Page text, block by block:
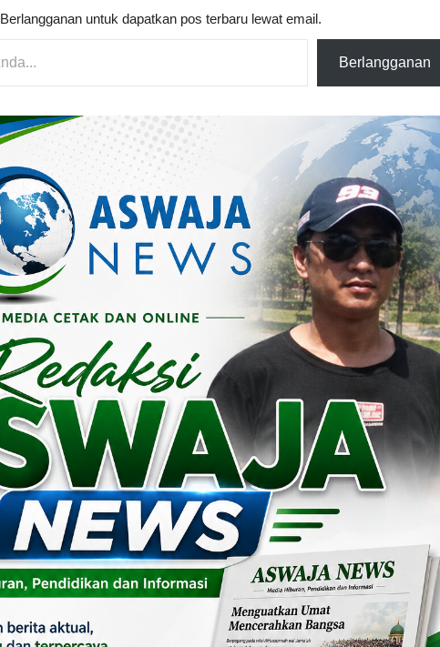
Berlangganan untuk dapatkan pos terbaru lewat email.
Berlangganan